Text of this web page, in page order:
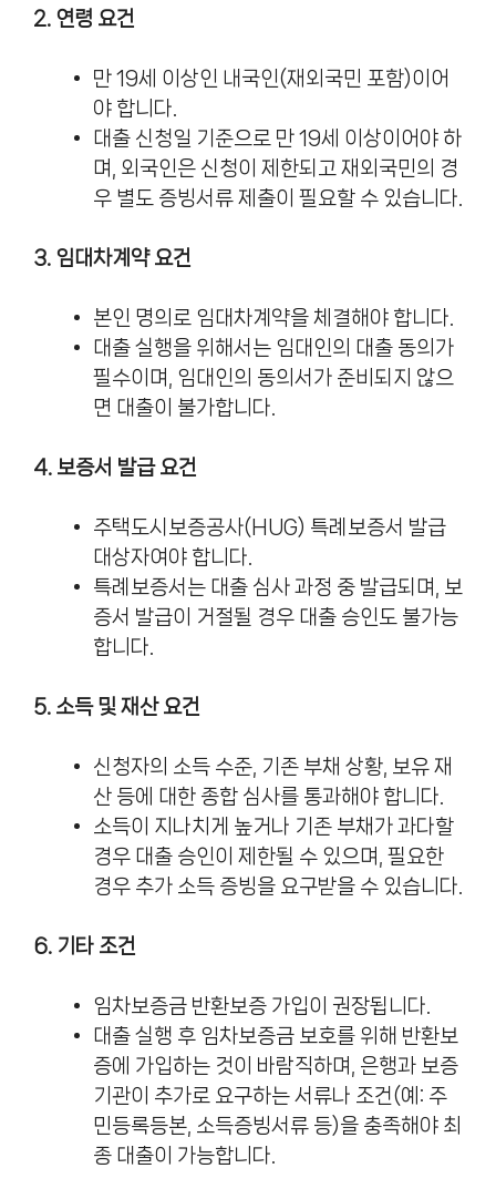
2. 연령 요건
만 19세 이상인 내국인(재외국민 포함)이어
야 합니다.
대출 신청일 기준으로 만 19세 이상이어야 하
며, 외국인은 신청이 제한되고 재외국민의 경
우 별도 증빙서류 제출이 필요할 수 있습니다.
3. 임대차계약 요건
본인 명의로 임대차계약을 체결해야 합니다.
대출 실행을 위해서는 임대인의 대출 동의가
필수이며, 임대인의 동의서가 준비되지 않으
면 대출이 불가합니다.
4. 보증서 발급 요건
주택도시보증공사(HUG) 특례보증서 발급
대상자여야 합니다.
특례보증서는 대출 심사 과정 중 발급되며, 보
증서 발급이 거절될 경우 대출 승인도 불가능
합니다.
5. 소득 및 재산 요건
신청자의 소득 수준, 기존 부채 상황, 보유 재
산 등에 대한 종합 심사를 통과해야 합니다.
소득이 지나치게 높거나 기존 부채가 과다할
경우 대출 승인이 제한될 수 있으며, 필요한
경우 추가 소득 증빙을 요구받을 수 있습니다.
6. 기타 조건
임차보증금 반환보증 가입이 권장됩니다.
대출 실행 후 임차보증금 보호를 위해 반환보
증에 가입하는 것이 바람직하며, 은행과 보증
기관이 추가로 요구하는 서류나 조건(예: 주
민등록등본, 소득증빙서류 등)을 충족해야 최
종 대출이 가능합니다.